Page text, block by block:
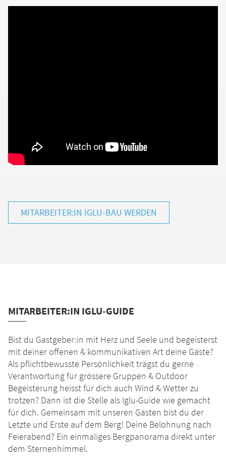
MITARBEITER:IN IGLU-BAU WERDEN
MITARBEITER:IN IGLU-GUIDE
Bist du Gastgeber:in mit Herz und Seele und begeisterst
mit deiner offenen & kommunikativen Art deine Gäste?
Als pflichtbewusste Persönlichkeit trägst du gerne
Verantwortung für grössere Gruppen & Outdoor
Begeisterung heisst für dich auch Wind & Wetter zu
trotzen? Dann ist die Stelle als Iglu-Guide wie gemacht
für dich. Gemeinsam mit unseren Gästen bist du der
Letzte und Erste auf dem Berg! Deine Belohnung nach
Feierabend? Ein einmaliges Bergpanorama direkt unter
dem Sternenhimmel.